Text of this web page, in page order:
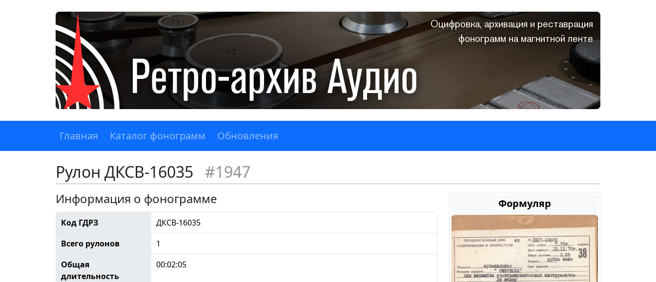
Оцифровка, архивация и реставрация
фонограмм на магнитной ленте
Главная Каталог фонограмм Обновления
Рулон ДКСВ-16035 #1947
Формуляр
Информация о фонограмме
Код ГДРЗ
ДКСВ-16035
Всего рулонов
1
Общая
длительность
00:02:05